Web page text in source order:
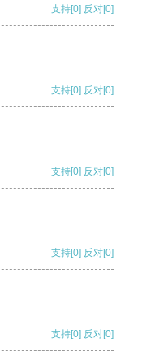
支持[0] 反对[0]
支持[0] 反对[0]
支持[0] 反对[0]
支持[0] 反对[0]
支持[0] 反对[0]